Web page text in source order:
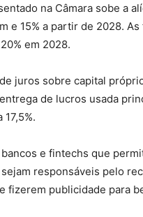
na Câmara sobe a
e 15% a partir de 2028.
em 2028.
juros sobre capital
de lucros usada
e fintechs que
responsáveis pelo
fizerem publicidade para